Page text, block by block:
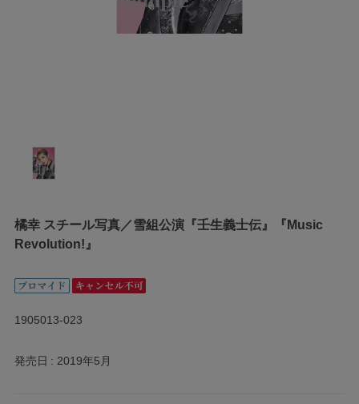
橘幸 スチール写真／雪組公演『壬生義士伝』『Music
Revolution!』
1905013-023
発売日 2019年5月